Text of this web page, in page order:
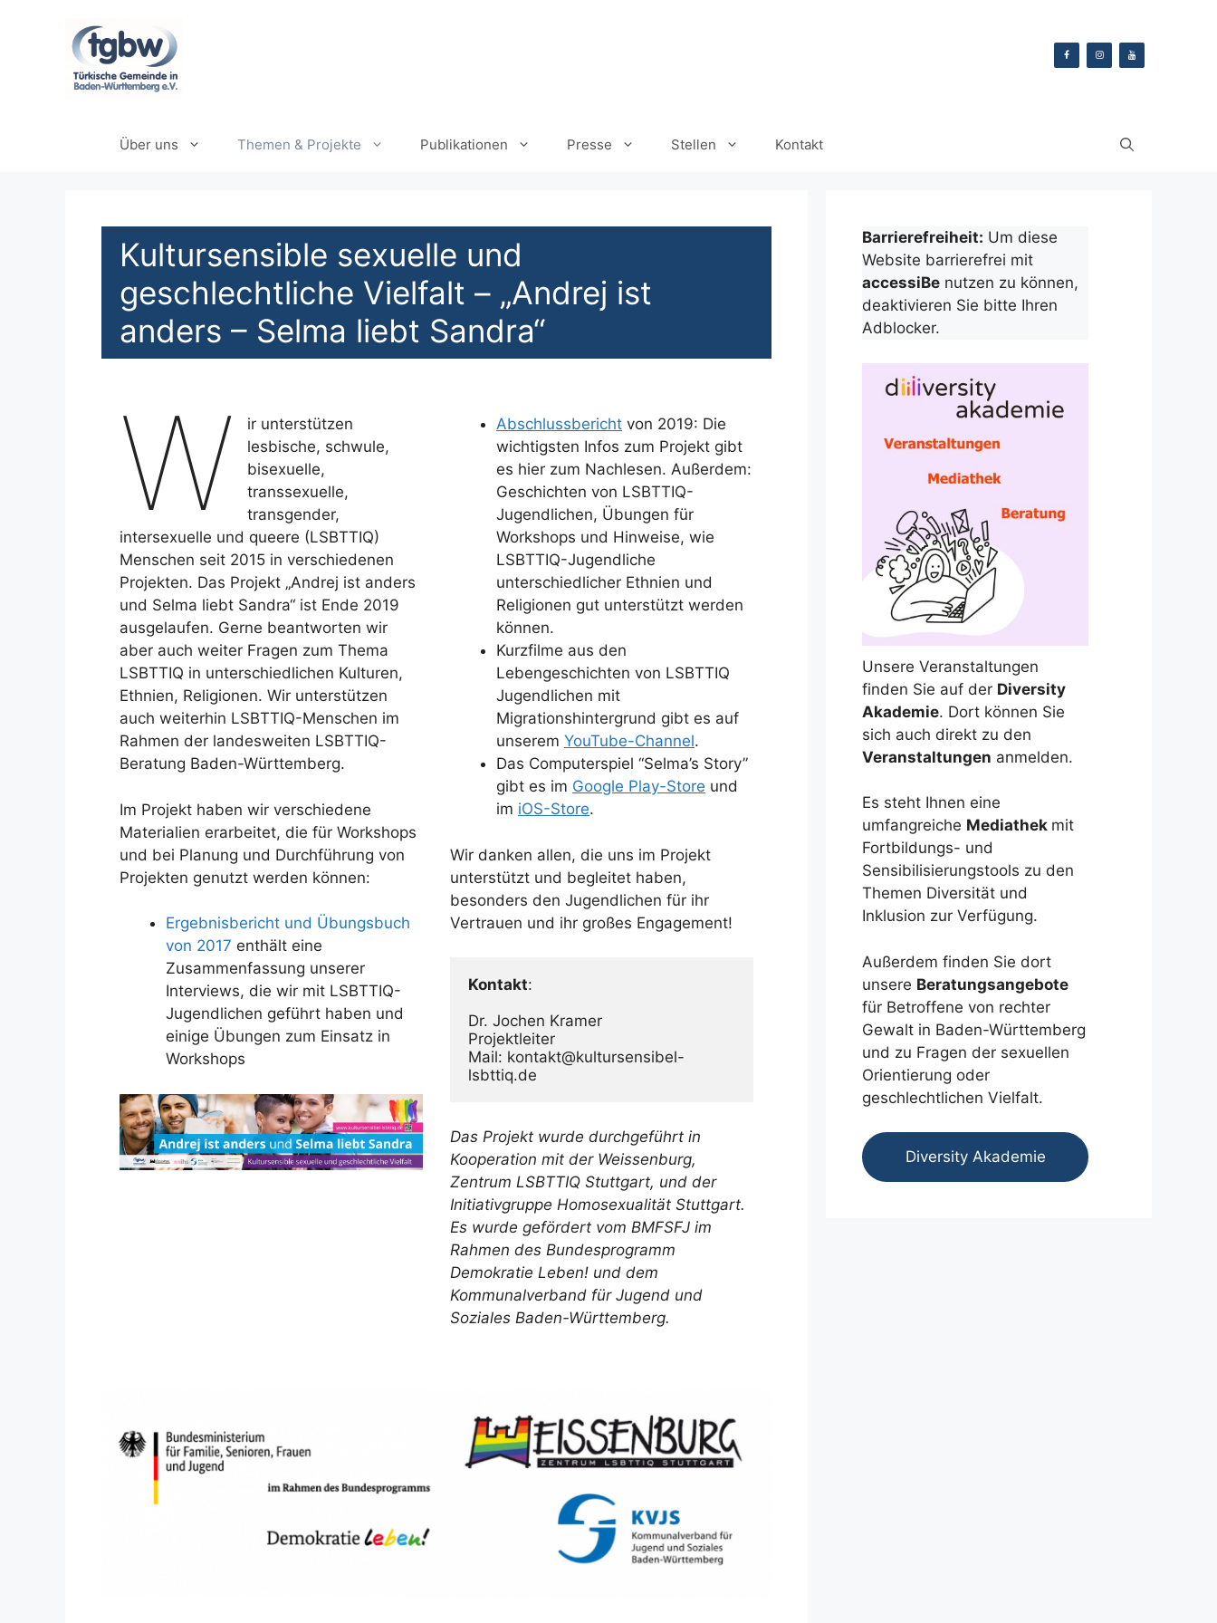
Über uns Themen & Projekte Publikationen Presse Stellen Kontakt
Kultursensible sexuelle und
geschlechtliche Vielfalt – „Andrej ist
anders – Selma liebt Sandra“
W
ir unterstützen
lesbische, schwule,
bisexuelle,
transsexuelle,
transgender,
intersexuelle und queere (LSBTTIQ)
Menschen seit 2015 in verschiedenen
Projekten. Das Projekt „Andrej ist anders
und Selma liebt Sandra“ ist Ende 2019
ausgelaufen. Gerne beantworten wir
aber auch weiter Fragen zum Thema
LSBTTIQ in unterschiedlichen Kulturen,
Ethnien, Religionen. Wir unterstützen
auch weiterhin LSBTTIQ-Menschen im
Rahmen der landesweiten LSBTTIQ-
Beratung Baden-Württemberg.
Im Projekt haben wir verschiedene
Materialien erarbeitet, die für Workshops
und bei Planung und Durchführung von
Projekten genutzt werden können:
Ergebnisbericht und Übungsbuch
von 2017 enthält eine
Zusammenfassung unserer
Interviews, die wir mit LSBTTIQ-
Jugendlichen geführt haben und
einige Übungen zum Einsatz in
Workshops
Abschlussbericht von 2019: Die
wichtigsten Infos zum Projekt gibt
es hier zum Nachlesen. Außerdem:
Geschichten von LSBTTIQ-
Jugendlichen, Übungen für
Workshops und Hinweise, wie
LSBTTIQ-Jugendliche
unterschiedlicher Ethnien und
Religionen gut unterstützt werden
können.
Kurzfilme aus den
Lebengeschichten von LSBTTIQ
Jugendlichen mit
Migrationshintergrund gibt es auf
unserem YouTube-Channel.
Das Computerspiel “Selma’s Story”
gibt es im Google Play-Store und
im iOS-Store.
Wir danken allen, die uns im Projekt
unterstützt und begleitet haben,
besonders den Jugendlichen für ihr
Vertrauen und ihr großes Engagement!
Kontakt:
Dr. Jochen Kramer
Projektleiter
Mail: kontakt@kultursensibel-
lsbttiq.de
Das Projekt wurde durchgeführt in
Kooperation mit der Weissenburg,
Zentrum LSBTTIQ Stuttgart, und der
Initiativgruppe Homosexualität Stuttgart.
Es wurde gefördert vom BMFSFJ im
Rahmen des Bundesprogramm
Demokratie Leben! und dem
Kommunalverband für Jugend und
Soziales Baden-Württemberg.
Barrierefreiheit: Um diese
Website barrierefrei mit
accessiBe nutzen zu können,
deaktivieren Sie bitte Ihren
Adblocker.
Unsere Veranstaltungen
finden Sie auf der Diversity
Akademie. Dort können Sie
sich auch direkt zu den
Veranstaltungen anmelden.
Es steht Ihnen eine
umfangreiche Mediathek mit
Fortbildungs- und
Sensibilisierungstools zu den
Themen Diversität und
Inklusion zur Verfügung.
Außerdem finden Sie dort
unsere Beratungsangebote
für Betroffene von rechter
Gewalt in Baden-Württemberg
und zu Fragen der sexuellen
Orientierung oder
geschlechtlichen Vielfalt.
Diversity Akademie